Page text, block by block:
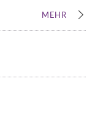
MEHR